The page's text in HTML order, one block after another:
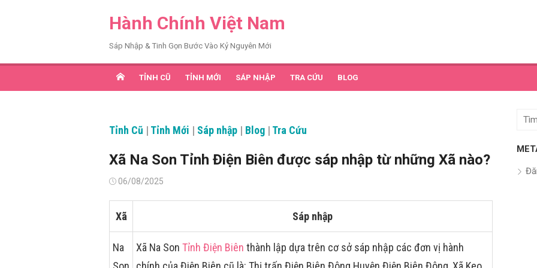
Hành Chính Việt Nam
Sáp Nhập & Tinh Gọn Bước Vào Kỷ Nguyên Mới
TỈNH CŨ TỈNH MỚI SÁP NHẬP TRA CỨU BLOG
Tỉnh Cũ | Tỉnh Mới | Sáp nhập | Blog | Tra Cứu
Xã Na Son Tỉnh Điện Biên được sáp nhập từ những Xã nào?
Đăng06/08/2025
Xã Sáp nhập
Na
Xã Na Son Tỉnh Điện Biên thành lập dựa trên cơ sở sáp nhập các đơn vị hành
Tìm
quả